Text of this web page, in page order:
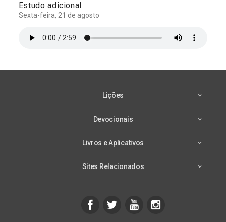
Estudo adicional
Sexta-feira, 21 de agosto
Lições
Devocionais
Livros e Aplicativos
Sites Relacionados